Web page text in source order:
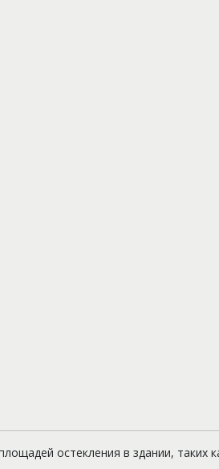
остекления в здании, таких